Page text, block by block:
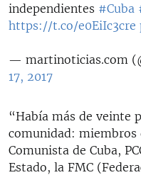
independientes #Cuba
https://t.co/e0EiIc3cre
— martinoticias.com
17, 2017
“Había más de veinte
comunidad:
Comunista de Cuba,
Estado, la FMC